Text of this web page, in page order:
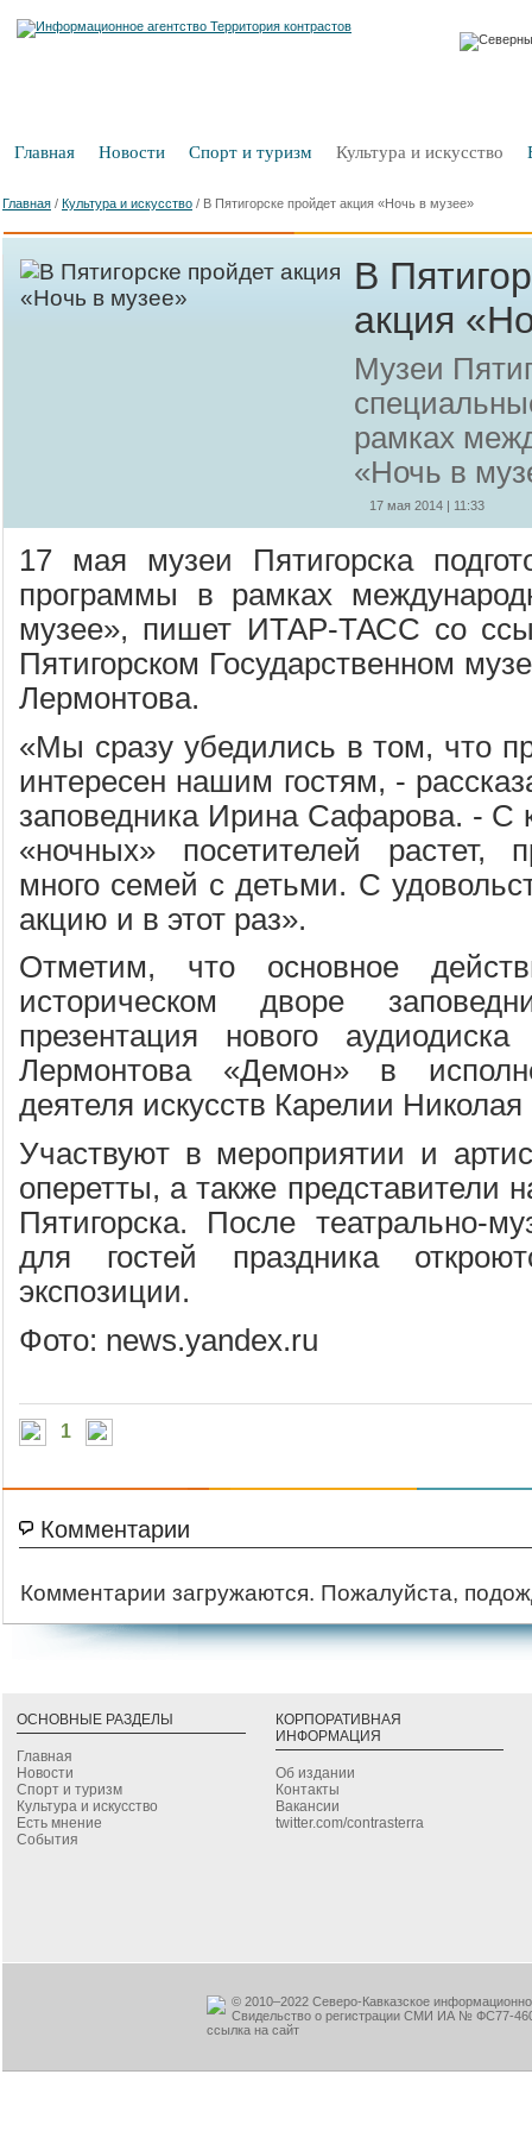
Главная Новости Спорт и туризм Культура и искусство
Главная / Культура и искусство / В Пятигорске пройдет акция «Ночь в музее»
В
акция
Музеи
рамках
«Ночь в
17 мая 2014 | 11:33
17 мая музеи Пятигорска
программы в рамках
музее», пишет ИТАР-ТАСС со
Пятигорском Государственном
Лермонтова.
«Мы сразу убедились в том, что
интересен нашим гостям, -
заповедника Ирина Сафарова. - С
«ночных» посетителей растет,
много семей с детьми. С
акцию и в этот раз».
Отметим, что основное
историческом дворе
презентация нового
Лермонтова «Демон» в
деятеля искусств Карелии
Участвуют в мероприятии и
оперетты, а также представители
Пятигорска. После театрально-
для гостей праздника
экспозиции.
Фото: news.yandex.ru
1
Комментарии
Комментарии загружаются. Пожалуйста,
ОСНОВНЫЕ РАЗДЕЛЫ
Главная
Новости
Спорт и туризм
Культура и искусство
Есть мнение
События
КОРПОРАТИВНАЯ
ИНФОРМАЦИЯ
Об издании
Контакты
Вакансии
twitter.com/contrasterra
© 2010–2022 Северо-Кавказское
Свидельство о регистрации СМИ ИА № ФС77-
ссылка на сайт